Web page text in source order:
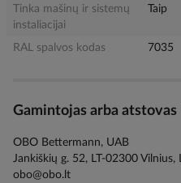
Tinka mašinų ir sistemų
instaliacijai
Taip
RAL spalvos kodas 7035
Gamintojas arba atstovas
OBO Bettermann, UAB
Jankiškių g. 52, LT-02300 Vilnius,
obo@obo.lt